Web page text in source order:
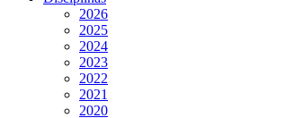
2026
2025
2024
2023
2022
2021
2020